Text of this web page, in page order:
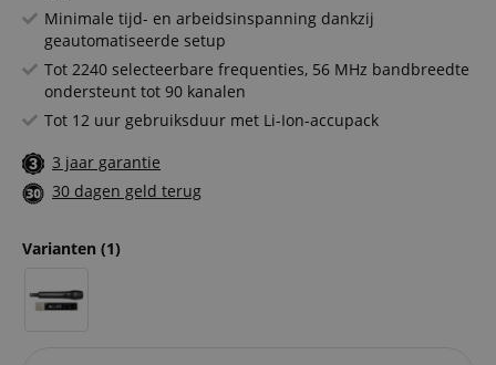
Minimale tijd- en arbeidsinspanning dankzij
geautomatiseerde setup
Tot 2240 selecteerbare frequenties, 56 MHz bandbreedte
ondersteunt tot 90 kanalen
Tot 12 uur gebruiksduur met Li-Ion-accupack
3 jaar garantie
30 dagen geld terug
Varianten (1)